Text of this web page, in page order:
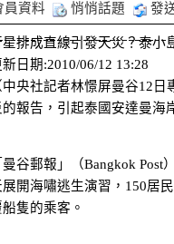
員資料 悄悄話題 發
排成直線引發天災？泰小
新日期:2010/06/12 13:28
中央社記者林憬屏曼谷12
的報告，引起泰國安達曼海
曼谷郵報」（Bangkok
展開海嘯逃生演習，150居
隻的乘客。